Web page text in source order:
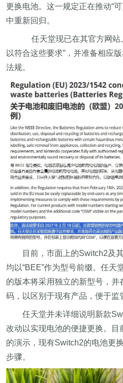
更换电池。这一规定正在推动“
中重新回归。
任天堂现已在其官方网站
以符合这些要求”，并准备相应
法规。
目前，市面上的Switch2及
均以“BEE”作为型号前缀。任天
的版本将采用独立的新型号，并
码，以区别于现有产品，便于监
任天堂并未详细说明新款
改动以实现电池的便捷更换。
的演示，现有Switch2的电池更
步骤。